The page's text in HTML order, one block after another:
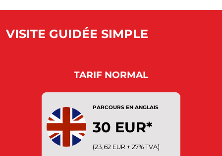
VISITE GUIDÉE SIMPLE
TARIF NORMAL
PARCOURS EN ANGLAIS
30 EUR*
(23,62 EUR + 27% TVA)
ADULTES : Entre 18 et 65 ans